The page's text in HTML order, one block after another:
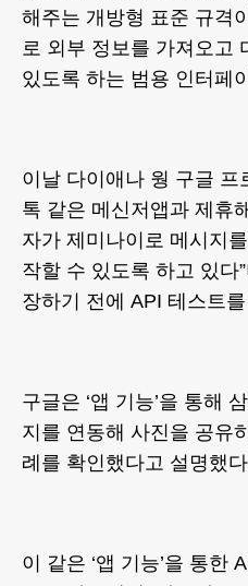
해주는 개방형 표준 규격
로 외부 정보를 가져오고
있도록 하는 범용 인터페
이날 다이애나 웡 구글 프
톡 같은 메신저앱과 제휴
자가 제미나이로 메시지
작할 수 있도록 하고 있다
장하기 전에 API 테스트
구글은 ‘앱 기능’을 통해
지를 연동해 사진을 공유
례를 확인했다고 설명했
이 같은 ‘앱 기능’을 통한